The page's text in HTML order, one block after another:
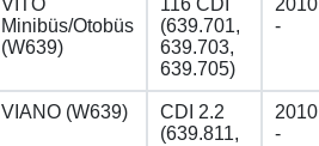
Minibüs/Otobüs
(W639)
(639.701,
639.703,
639.705)
-
VIANO (W639)
CDI 2.2
(639.811,
-